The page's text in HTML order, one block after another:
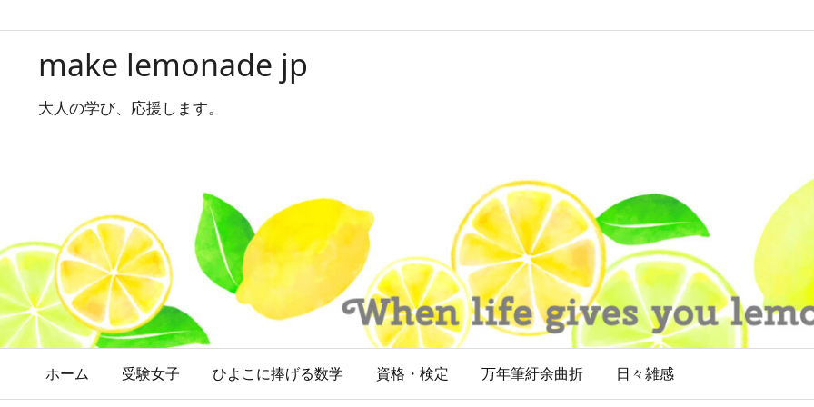
make lemonade jp
大人の学び、応援します。
ホーム 受験女子 ひよこに捧げる数学 資格・検定 万年筆紆余曲折 日々雑感